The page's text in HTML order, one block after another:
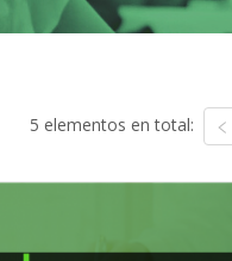
5 elementos en total: